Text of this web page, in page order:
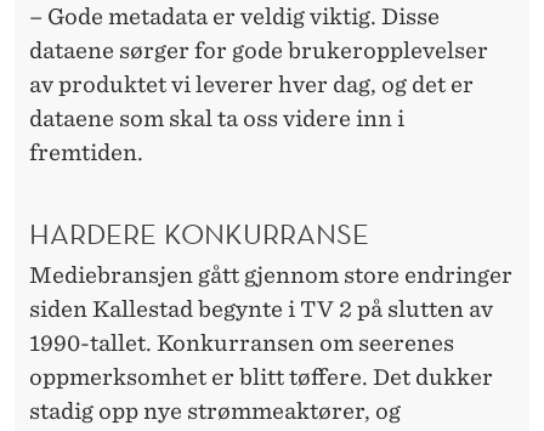
– Gode metadata er veldig viktig. Disse
dataene sørger for gode brukeropplevelser
av produktet vi leverer hver dag, og det er
dataene som skal ta oss videre inn i
fremtiden.
HARDERE KONKURRANSE
Mediebransjen gått gjennom store endringer
siden Kallestad begynte i TV 2 på slutten av
1990-tallet. Konkurransen om seerenes
oppmerksomhet er blitt tøffere. Det dukker
stadig opp nye strømmeaktører, og